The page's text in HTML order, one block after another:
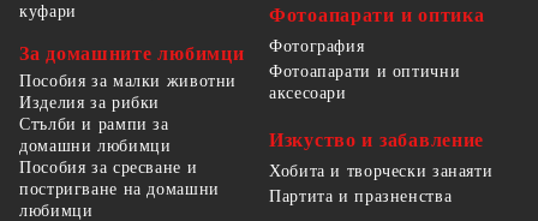
куфари
За домашните любимци
Пособия за малки животни
Изделия за рибки
Стълби и рампи за
домашни любимци
Пособия за сресване и
постригване на домашни
любимци
Фотоапарати и оптика
Фотография
Фотоапарати и оптични
аксесоари
Изкуство и забавление
Хобита и творчески занаяти
Партита и празненства